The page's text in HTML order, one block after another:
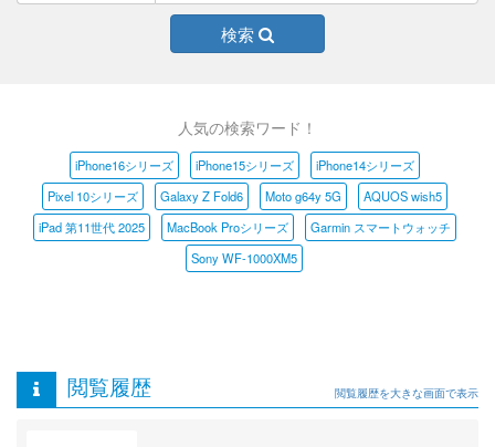
検索
人気の検索ワード！
iPhone16シリーズ iPhone15シリーズ
iPhone14シリーズ
Pixel 10シリーズ
Galaxy Z Fold6 Moto g64y 5G
AQUOS wish5
iPad 第11世代 2025
MacBook Proシリーズ
Garmin スマートウォッチ
Sony WF-1000XM5
閲覧履歴 閲覧履歴を大きな画面で表示